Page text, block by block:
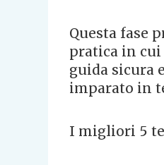
Questa fase
pratica in
guida sicura
imparato in
I migliori 5